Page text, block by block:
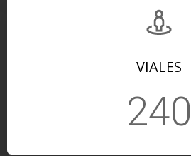
VIALES
240